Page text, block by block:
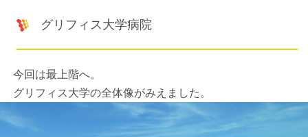
グリフィス大学病院
今回は最上階へ。
グリフィス大学の全体像がみえました。